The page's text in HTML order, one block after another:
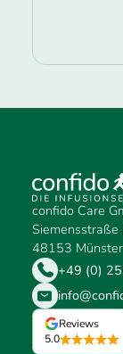
confido Care
Siemensstraße
48153 Münster
+49 (0)
Reviews
5.0